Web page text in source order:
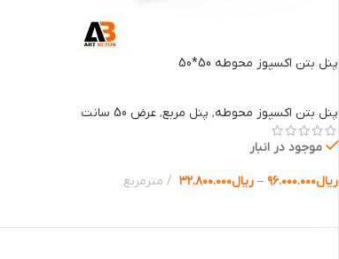
پنل بتن اکسپوز محوطه 50*50
پنل بتن اکسپوز محوطه, پنل مربع, عرض 50 سانت
موجود در انبار
ریال۹۶.۰۰۰.۰۰۰ – ریال۳۲.۸۰۰.۰۰۰ مترمربع